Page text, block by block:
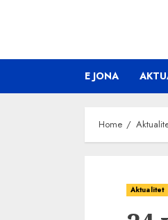
E JONA
Home
Aktualitet